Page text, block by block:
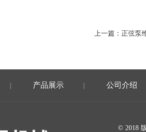
上一篇： 正弦泵
| 产品展示 | 公司介绍
© 2018